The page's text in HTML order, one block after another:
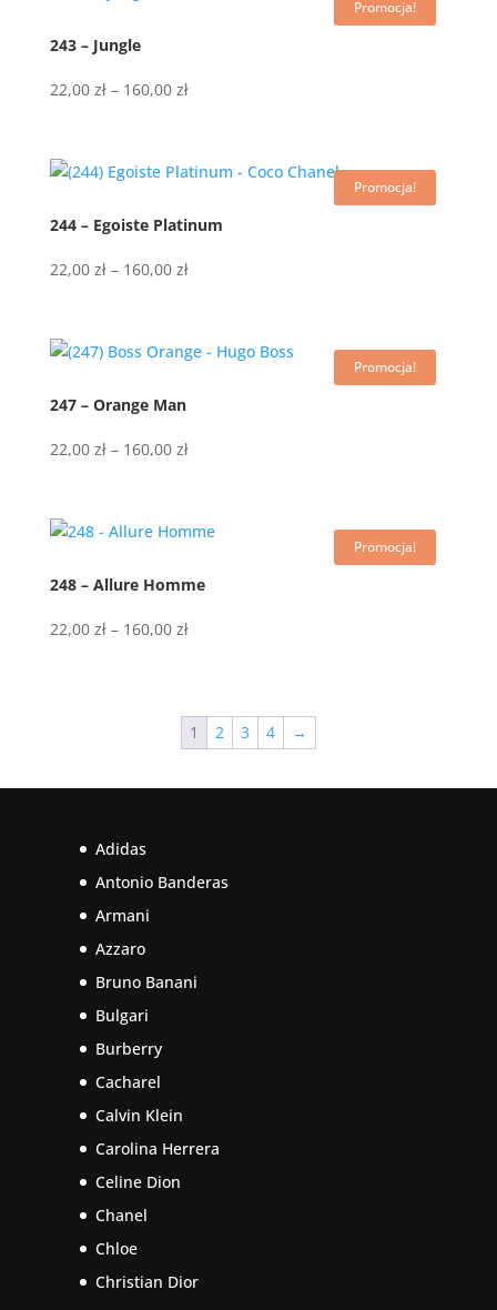
Promocja!
243 – Jungle
22,00 zł – 160,00 złZakres
22,00 zł
160,00 zł
Promocja!
244 – Egoiste Platinum
22,00 zł – 160,00 złZakres
22,00 zł
Promocja!
247 – Orange Man
22,00 zł – 160,00 złZakres
22,00 zł
Promocja!
248 – Allure Homme
22,00 zł – 160,00 złZakres
do
160,00 zł
1 2 3 4 →
Adidas
Antonio Banderas
Armani
Azzaro
Bruno Banani
Bulgari
Burberry
Cacharel
Calvin Klein
Carolina Herrera
Celine Dion
Chanel
Chloe
Christian Dior